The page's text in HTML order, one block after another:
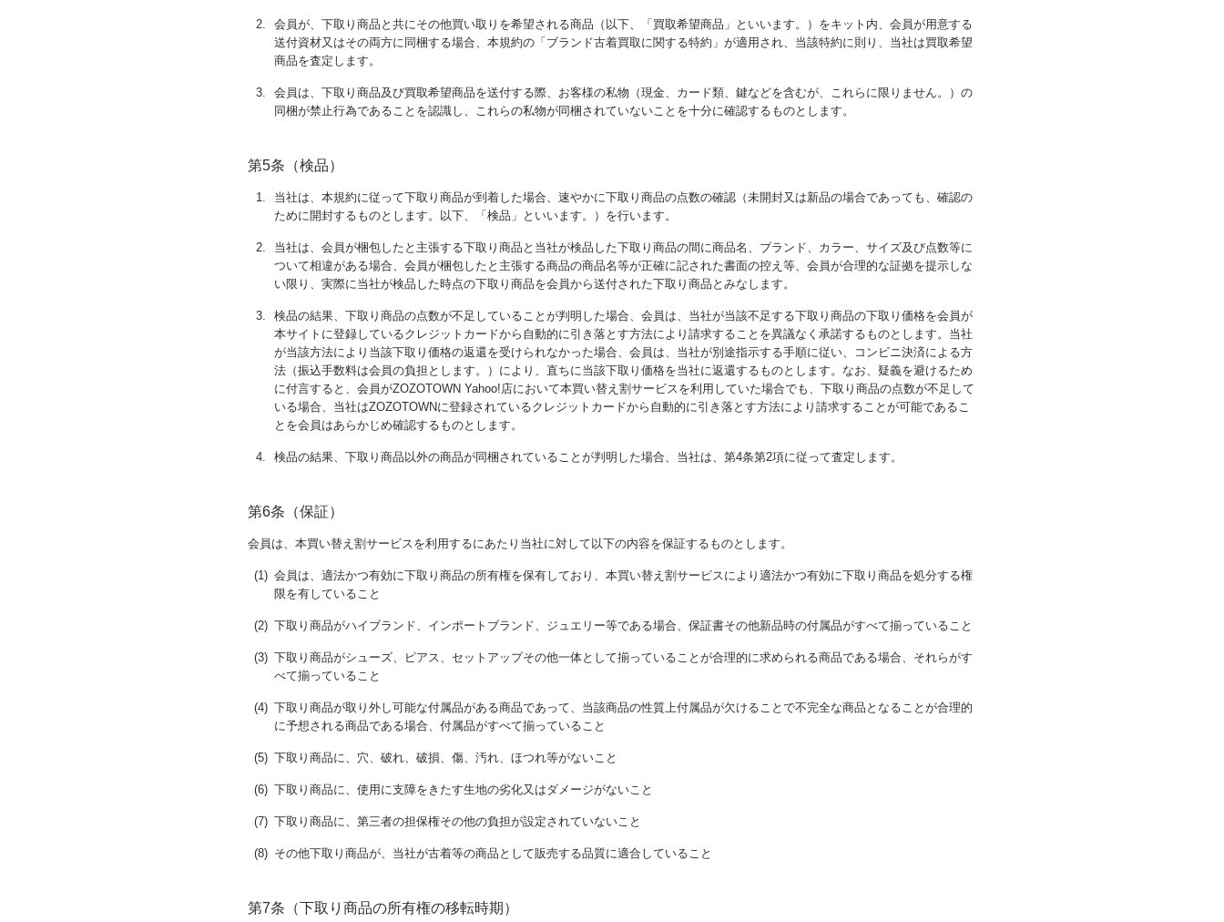
2.
会員が、下取り商品と共にその他買い取りを希望される商品（以下、「買取希望商品」といいます。）をキット内、会員が用意する
送付資材又はその両方に同梱する場合、本規約の「ブランド古着買取に関する特約」が適用され、当該特約に則り、当社は買取希望
商品を査定します。
3.
会員は、下取り商品及び買取希望商品を送付する際、お客様の私物（現金、カード類、鍵などを含むが、これらに限りません。）の
同梱が禁止行為であることを認識し、これらの私物が同梱されていないことを十分に確認するものとします。
第5条（検品）
1.
当社は、本規約に従って下取り商品が到着した場合、速やかに下取り商品の点数の確認（未開封又は新品の場合であっても、確認の
ために開封するものとします。以下、「検品」といいます。）を行います。
2.
当社は、会員が梱包したと主張する下取り商品と当社が検品した下取り商品の間に商品名、ブランド、カラー、サイズ及び点数等に
ついて相違がある場合、会員が梱包したと主張する商品の商品名等が正確に記された書面の控え等、会員が合理的な証拠を提示しな
い限り、実際に当社が検品した時点の下取り商品を会員から送付された下取り商品とみなします。
3.
検品の結果、下取り商品の点数が不足していることが判明した場合、会員は、当社が当該不足する下取り商品の下取り価格を会員が
本サイトに登録しているクレジットカードから自動的に引き落とす方法により請求することを異議なく承諾するものとします。当社
が当該方法により当該下取り価格の返還を受けられなかった場合、会員は、当社が別途指示する手順に従い、コンビニ決済による方
法（振込手数料は会員の負担とします。）により、直ちに当該下取り価格を当社に返還するものとします。なお、疑義を避けるため
に付言すると、会員がZOZOTOWN Yahoo!店において本買い替え割サービスを利用していた場合でも、下取り商品の点数が不足して
いる場合、当社はZOZOTOWNに登録されているクレジットカードから自動的に引き落とす方法により請求することが可能であるこ
とを会員はあらかじめ確認するものとします。
4. 検品の結果、下取り商品以外の商品が同梱されていることが判明した場合、当社は、第4条第2項に従って査定します。
第6条（保証）
会員は、本買い替え割サービスを利用するにあたり当社に対して以下の内容を保証するものとします。
(1) 会員は、適法かつ有効に下取り商品の所有権を保有しており、本買い替え割サービスにより適法かつ有効に下取り商品を処分する権
限を有していること
(2) 下取り商品がハイブランド、インポートブランド、ジュエリー等である場合、保証書その他新品時の付属品がすべて揃っていること
(3) 下取り商品がシューズ、ピアス、セットアップその他一体として揃っていることが合理的に求められる商品である場合、それらがす
べて揃っていること
(4) 下取り商品が取り外し可能な付属品がある商品であって、当該商品の性質上付属品が欠けることで不完全な商品となることが合理的
に予想される商品である場合、付属品がすべて揃っていること
(5) 下取り商品に、穴、破れ、破損、傷、汚れ、ほつれ等がないこと
(6) 下取り商品に、使用に支障をきたす生地の劣化又はダメージがないこと
(7) 下取り商品に、第三者の担保権その他の負担が設定されていないこと
(8) その他下取り商品が、当社が古着等の商品として販売する品質に適合していること
第7条（下取り商品の所有権の移転時期）